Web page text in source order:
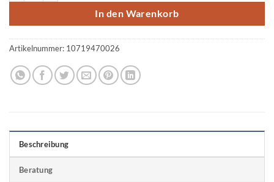
In den Warenkorb
Artikelnummer: 10719470026
Beschreibung
Beratung